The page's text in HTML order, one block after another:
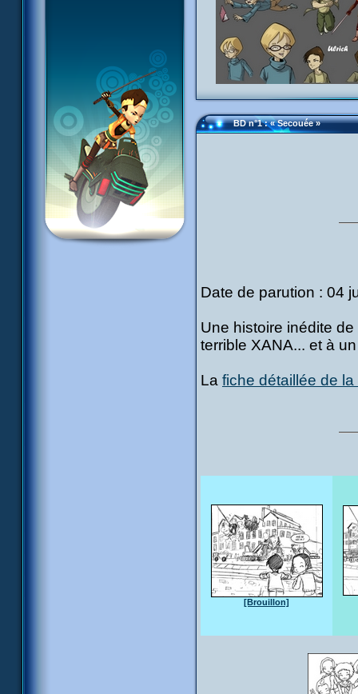
BD n°1 : « Secouée »
Date de parution : 04
Une histoire inédite
terrible XANA... et à
La fiche détaillée de la
[Brouillon]